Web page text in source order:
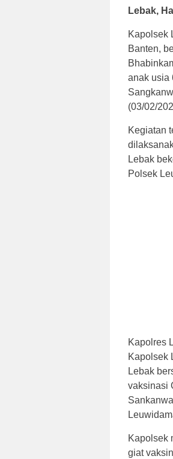
Lebak,
Kapolsek
Banten,
anak usia
(03/02/
Kegiatan
Lebak
Polsek
Kapolres
Kapolsek
Lebak
vaksinasi
Kapolsek
giat